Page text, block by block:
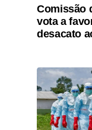
Comissão
vota a
desacato